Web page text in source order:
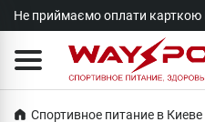
Не приймаємо оплати
Спортивное питание в Киеве